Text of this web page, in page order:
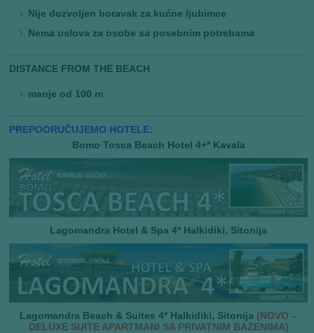
Nije dozvoljen boravak za kućne ljubimce
Nema uslova za osobe sa posebnim potrebama
DISTANCE FROM THE BEACH
manje od 100 m
PREPOORUČUJEMO HOTELE:
Bomo Tosca Beach Hotel 4+* Kavala
Lagomandra Hotel & Spa 4* Halkidiki, Sitonija
Lagomandra Beach & Suites 4* Halkidiki, Sitonija (NOVO –
DELUXE SUITE APARTMANI SA PRIVATNIM BAZENIMA)